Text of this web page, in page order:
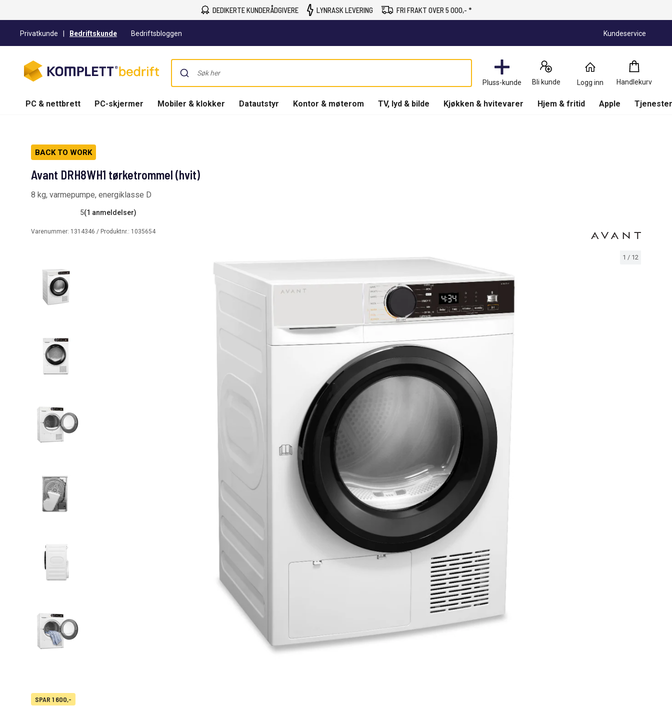
DEDIKERTE KUNDERÅDGIVERE LYNRASK LEVERING FRI FRAKT OVER 5 000,- *
Privatkunde Bedriftskunde Bedriftsbloggen Kundeservice
Pluss-kunde Bli kunde Logg inn Handlekurv
Handlekurv
0
Produkter
PC & nettbrett PC-skjermer Mobiler & klokker Datautstyr Kontor & møterom TV, lyd & bilde Kjøkken & hvitevarer Hjem & fritid Apple
1 / 12
BACK TO WORK
Avant DRH8WH1 tørketrommel (hvit)
8 kg, varmepumpe, energiklasse D
5(1 anmeldelser)
Varenummer: 1314346 / Produktnr.: 1035654
SPAR 1 600,-